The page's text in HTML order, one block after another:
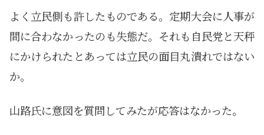
よく立民側も許したものである。定期大会に人事が
間に合わなかったのも失態だ。それも自民党と天秤
にかけられたとあっては立民の面目丸潰れではない
か。
山路氏に意図を質問してみたが応答はなかった。